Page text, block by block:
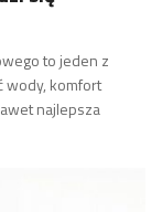
to jeden z
wody, komfort
najlepsza